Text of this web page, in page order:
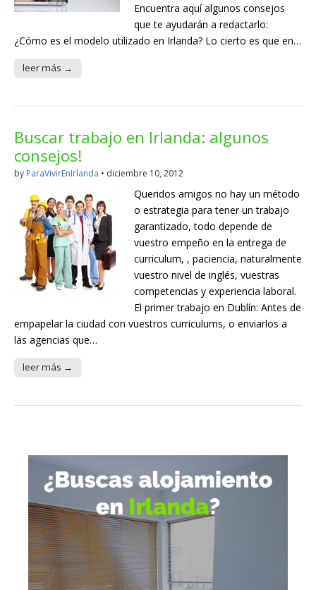
Encuentra aquí algunos consejos
que te ayudarán a redactarlo:
¿Cómo es el modelo utilizado en Irlanda? Lo cierto es que en…
leer más →
Buscar trabajo en Irlanda: algunos
consejos!
by ParaVivirEnIrlanda • diciembre 10, 2012
Queridos amigos no hay un método
o estrategia para tener un trabajo
garantizado, todo depende de
vuestro empeño en la entrega de
curriculum, , paciencia, naturalmente
vuestro nivel de inglés, vuestras
competencias y experiencia laboral.
El primer trabajo en Dublín: Antes de
empapelar la ciudad con vuestros curriculums, o enviarlos a
las agencias que…
leer más →